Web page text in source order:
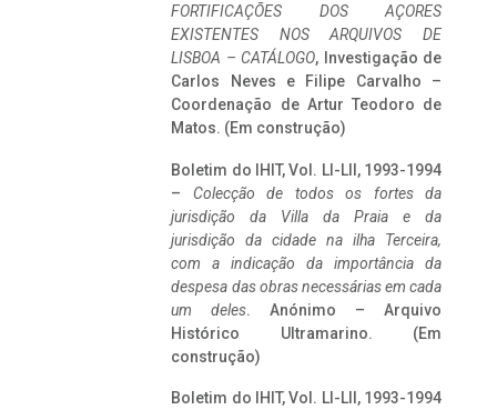
FORTIFICAÇÕES DOS AÇORES
EXISTENTES NOS ARQUIVOS DE
LISBOA – CATÁLOGO, Investigação de
Carlos Neves e Filipe Carvalho –
Coordenação de Artur Teodoro de
Matos. (Em construção)
Boletim do IHIT, Vol. LI-LII, 1993-1994
– Colecção de todos os fortes da
jurisdição da Villa da Praia e da
jurisdição da cidade na ilha Terceira,
com a indicação da importância da
despesa das obras necessárias em cada
um deles. Anónimo – Arquivo
Histórico Ultramarino. (Em
construção)
Boletim do IHIT, Vol. LI-LII, 1993-1994